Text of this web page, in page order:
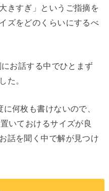
きすぎ」というご指摘を
ズをどのくらいにするべ
お話する中でひとまず
た。
何枚も書けないので、
いておけるサイズが良
話を聞く中で解が見つけ